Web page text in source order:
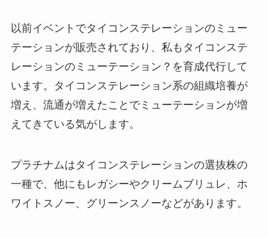
以前イベントでタイコンステレーションのミュー
テーションが販売されており、私もタイコンステ
レーションのミューテーション？を育成代行して
います。タイコンステレーション系の組織培養が
増え、流通が増えたことでミューテーションが増
えてきている気がします。
プラチナムはタイコンステレーションの選抜株の
一種で、他にもレガシーやクリームブリュレ、ホ
ワイトスノー、グリーンスノーなどがあります。